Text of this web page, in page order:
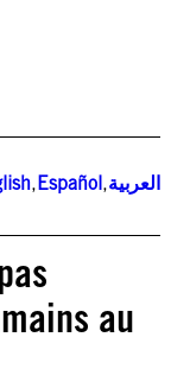
,Español,العربية
au